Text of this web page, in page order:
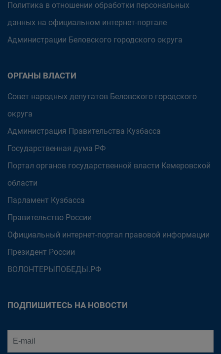
Политика в отношении обработки персональных
данных на официальном интернет-портале
Администрации Беловского городского округа
ОРГАНЫ ВЛАСТИ
Совет народных депутатов Беловского городского
округа
Администрация Правительства Кузбасса
Государственная дума РФ
Портал органов государственной власти Кемеровской
области
Парламент Кузбасса
Правительство России
Официальный интернет-портал правовой информации
Президент России
ВОЛОНТЕРЫПОБЕДЫ.РФ
ПОДПИШИТЕСЬ НА НОВОСТИ